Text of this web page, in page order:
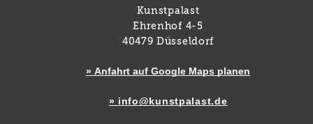
Kunstpalast
Ehrenhof 4-5
40479 Düsseldorf
» Anfahrt auf Google Maps planen
» info@kunstpalast.de